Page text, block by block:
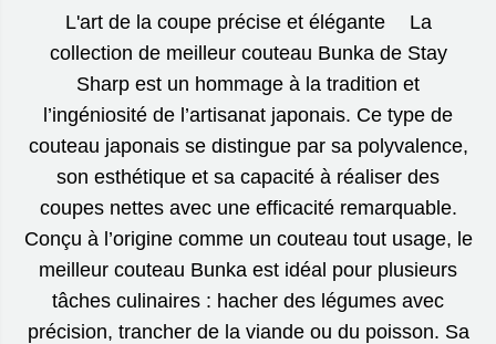
L'art de la coupe précise et élégante La
collection de meilleur couteau Bunka de Stay
Sharp est un hommage à la tradition et
l’ingéniosité de l’artisanat japonais. Ce type de
couteau japonais se distingue par sa polyvalence,
son esthétique et sa capacité à réaliser des
coupes nettes avec une efficacité remarquable.
Conçu à l’origine comme un couteau tout usage, le
meilleur couteau Bunka est idéal pour plusieurs
tâches culinaires : hacher des légumes avec
précision, trancher de la viande ou du poisson. Sa